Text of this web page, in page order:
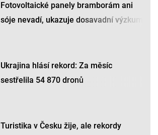
Fotovoltaické panely bramborám ani
sóje nevadí, ukazuje dosavadní výzkum
Ukrajina hlásí rekord: Za měsíc
sestřelila 54 870 dronů
Turistika v Česku žije, ale rekordy